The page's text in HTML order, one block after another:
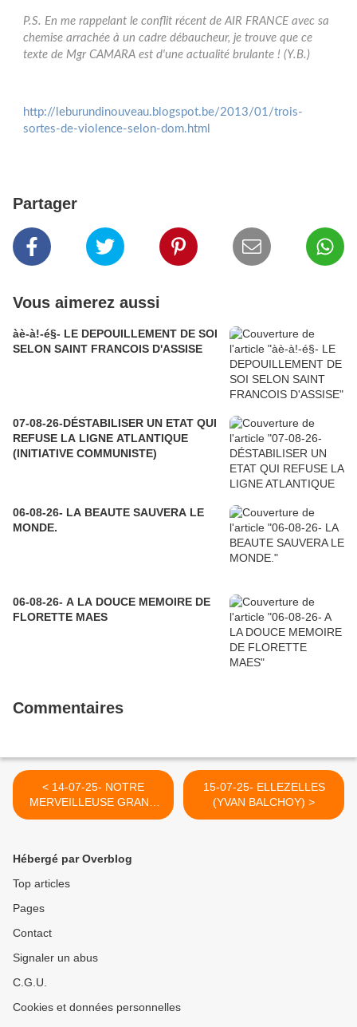
P.S. En me rappelant le conflit récent de AIR FRANCE avec sa
chemise arrachée à un cadre débaucheur, je trouve que ce
texte de Mgr CAMARA est d'une actualité brulante ! (Y.B.)
http://leburundinouveau.blogspot.be/2013/01/trois-
sortes-de-violence-selon-dom.html
Partager
Vous aimerez aussi
àè-à!-é§- LE DEPOUILLEMENT DE SOI
SELON SAINT FRANCOIS D'ASSISE
07-08-26-DÉSTABILISER UN ETAT QUI
REFUSE LA LIGNE ATLANTIQUE
(INITIATIVE COMMUNISTE)
06-08-26- LA BEAUTE SAUVERA LE
MONDE.
06-08-26- A LA DOUCE MEMOIRE DE
FLORETTE MAES
Commentaires
< 14-07-25- NOTRE
MERVEILLEUSE GRAND
PLACE DE BRUXELLES
15-07-25- ELLEZELLES
(YVAN BALCHOY) >
Hébergé par Overblog
Top articles
Pages
Contact
Signaler un abus
C.G.U.
Cookies et données personnelles